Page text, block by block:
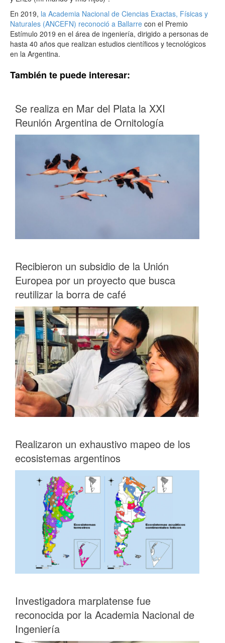
En 2019, la Academia Nacional de Ciencias Exactas, Físicas y
Naturales (ANCEFN) reconoció a Ballarre con el Premio
Estímulo 2019 en el área de ingeniería, dirigido a personas de
hasta 40 años que realizan estudios científicos y tecnológicos
en la Argentina.
También te puede interesar:
Se realiza en Mar del Plata la XXI
Reunión Argentina de Ornitología
Recibieron un subsidio de la Unión
Europea por un proyecto que busca
reutilizar la borra de café
Realizaron un exhaustivo mapeo de los
ecosistemas argentinos
Investigadora marplatense fue
reconocida por la Academia Nacional de
Ingeniería